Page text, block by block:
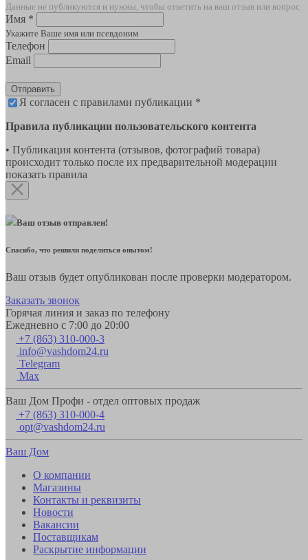
Данные не публикуются и нужны, чтобы ответить на ваш отзыв или вопрос
Имя *
Укажите Ваше имя или псевдоним
Телефон
Email
Отправить
Я согласен с правилами публикации *
Правила публикации пользовательского контента
• Публикация контента (отзывов, фотографий товара)
происходит только после их предварительной модерации
показать правила
Ваш отзыв отправлен!
Спасибо, что решили поделиться опытом!
Ваш отзыв будет опубликован после проверки модератором.
Заказать звонок
Горячая линия и заказ по телефону
Ежедневно с 7:00 до 20:00
+7 (863) 310-000-3
info@vashdom24.ru
Telegram
Max
Ваш Дом Профи - отдел оптовых продаж
+7 (863) 310-000-4
opt@vashdom24.ru
Ваш Дом
О компании
Магазины
Контакты и реквизиты
Новости
Вакансии
Поставщикам
Раскрытие информации